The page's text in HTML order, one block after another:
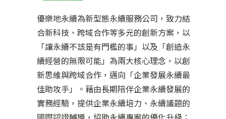
優樂地永續為新型態永續服務公司，致力結
合新科技、跨域合作等多元的創新方案，以
「讓永續不該是有門檻的事」以及「創造永
續經營的無限可能」為兩大核心理念，以創
新思維與跨域合作，邁向「企業發展永續最
佳助攻手」。藉由長期陪伴企業永續發展的
實務經驗，提供企業永續培力、永續議題的